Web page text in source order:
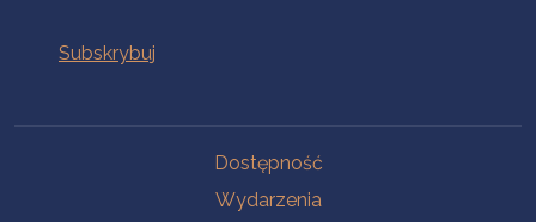
Dostępność
Wydarzenia